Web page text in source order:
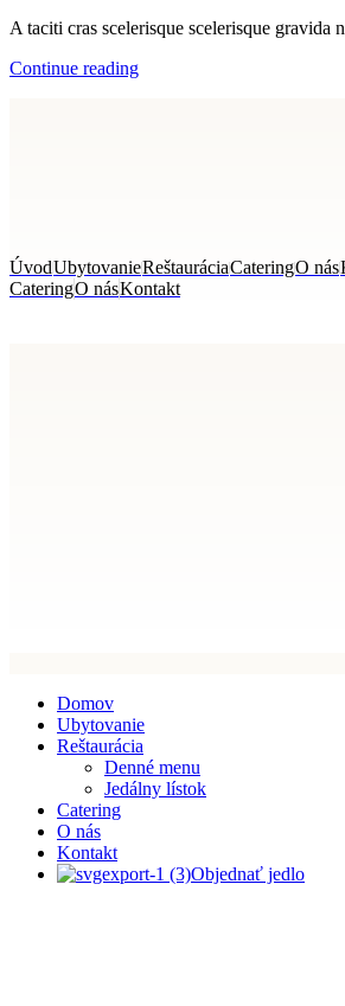
A taciti cras scelerisque scelerisque
Continue reading
ÚvodUbytovanieReštauráciaCateringO nás
CateringO násKontakt
Domov
Ubytovanie
Reštaurácia
Denné menu
Jedálny lístok
Catering
O nás
Kontakt
Objednať jedlo